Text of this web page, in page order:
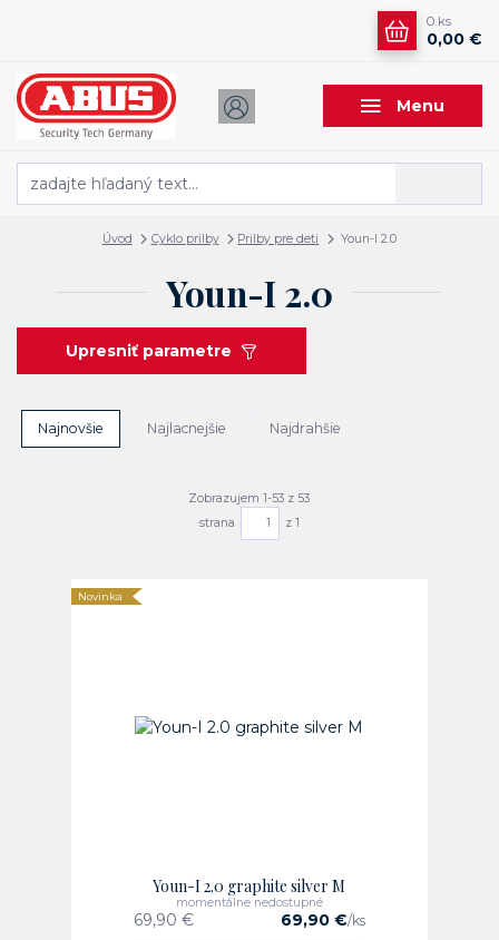
Menu
0 ks
0,00 €
Úvod Cyklo prilby Prilby pre deti Youn-I 2.0
Youn-I 2.0
Upresniť parametre
Najnovšie Najlacnejšie Najdrahšie
Zobrazujem 1-53 z 53
strana
z 1
Novinka
Youn-I 2.0 graphite silver M
69,90 € 69,90 €/ks
momentálne nedostupné